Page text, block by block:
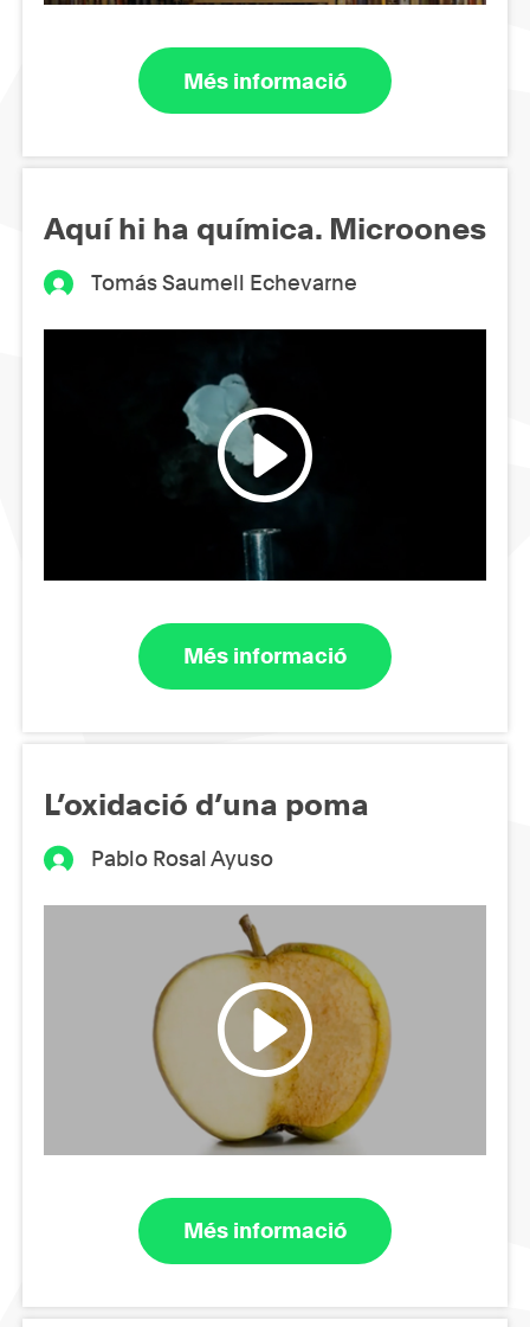
Més informació
Aquí hi ha química. Microones
Tomás Saumell Echevarne
Més informació
L’oxidació d’una poma
Pablo Rosal Ayuso
Més informació